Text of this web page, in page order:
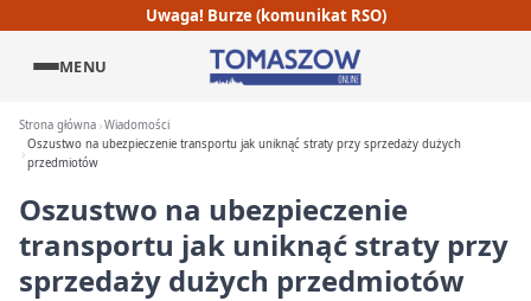
Uwaga! Burze (komunikat RSO)
MENU
Strona główna Wiadomości
Oszustwo na ubezpieczenie transportu jak uniknąć straty przy sprzedaży dużych
przedmiotów
Oszustwo na ubezpieczenie
transportu jak uniknąć straty przy
sprzedaży dużych przedmiotów